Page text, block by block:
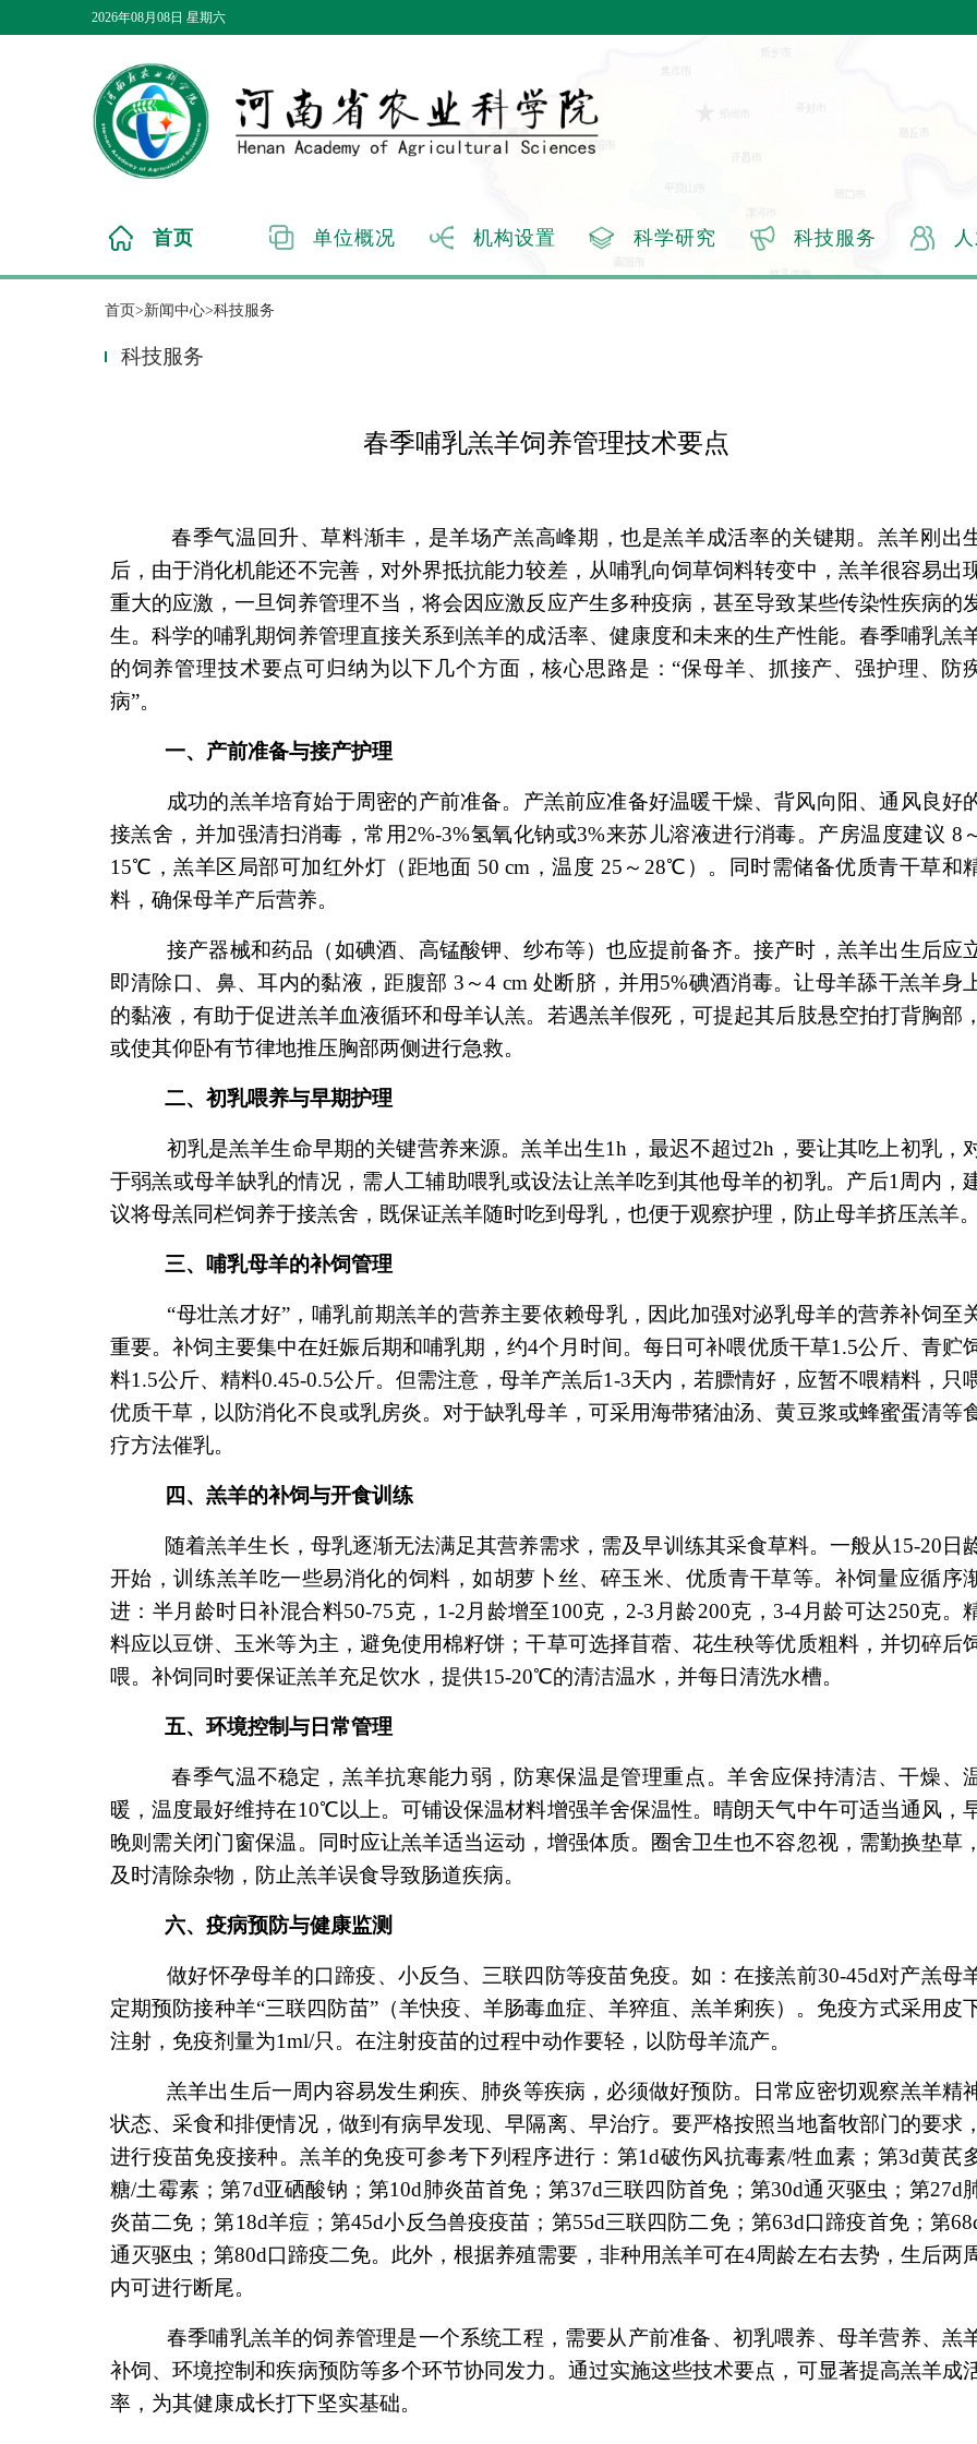
2026年08月08日 星期六
首页 单位概况 机构设置 科学研究 科技服务
首页>新闻中心>科技服务
科技服务
春季哺乳羔羊饲养管理技术要点
春季气温回升、草料渐丰，是羊场产羔高峰期，也是羔羊成活率的关键期。羔羊刚出
后，由于消化机能还不完善，对外界抵抗能力较差，从哺乳向饲草饲料转变中，羔羊很容易出
重大的应激，一旦饲养管理不当，将会因应激反应产生多种疫病，甚至导致某些传染性疾病的
生。科学的哺乳期饲养管理直接关系到羔羊的成活率、健康度和未来的生产性能。春季哺乳羔
的饲养管理技术要点可归纳为以下几个方面，核心思路是：“保母羊、抓接产、强护理、防
病”。
一、产前准备与接产护理
成功的羔羊培育始于周密的产前准备。产羔前应准备好温暖干燥、背风向阳、通风良好
接羔舍，并加强清扫消毒，常用2%-3%氢氧化钠或3%来苏儿溶液进行消毒。产房温度建议 8
15℃，羔羊区局部可加红外灯（距地面 50 cm，温度 25～28℃）。同时需储备优质青干草和
料，确保母羊产后营养。
接产器械和药品（如碘酒、高锰酸钾、纱布等）也应提前备齐。接产时，羔羊出生后应
即清除口、鼻、耳内的黏液，距腹部 3～4 cm 处断脐，并用5%碘酒消毒。让母羊舔干羔羊身
的黏液，有助于促进羔羊血液循环和母羊认羔。若遇羔羊假死，可提起其后肢悬空拍打背胸部，
或使其仰卧有节律地推压胸部两侧进行急救。
二、初乳喂养与早期护理
初乳是羔羊生命早期的关键营养来源。羔羊出生1h，最迟不超过2h，要让其吃上初乳，
于弱羔或母羊缺乳的情况，需人工辅助喂乳或设法让羔羊吃到其他母羊的初乳。产后1周内，
议将母羔同栏饲养于接羔舍，既保证羔羊随时吃到母乳，也便于观察护理，防止母羊挤压羔羊。
三、哺乳母羊的补饲管理
“母壮羔才好”，哺乳前期羔羊的营养主要依赖母乳，因此加强对泌乳母羊的营养补饲至
重要。补饲主要集中在妊娠后期和哺乳期，约4个月时间。每日可补喂优质干草1.5公斤、青贮
料1.5公斤、精料0.45-0.5公斤。但需注意，母羊产羔后1-3天内，若膘情好，应暂不喂精料，只
优质干草，以防消化不良或乳房炎。对于缺乳母羊，可采用海带猪油汤、黄豆浆或蜂蜜蛋清等
疗方法催乳。
四、羔羊的补饲与开食训练
随着羔羊生长，母乳逐渐无法满足其营养需求，需及早训练其采食草料。一般从15-20日
开始，训练羔羊吃一些易消化的饲料，如胡萝卜丝、碎玉米、优质青干草等。补饲量应循序
进：半月龄时日补混合料50-75克，1-2月龄增至100克，2-3月龄200克，3-4月龄可达250克。
料应以豆饼、玉米等为主，避免使用棉籽饼；干草可选择苜蓿、花生秧等优质粗料，并切碎后
喂。补饲同时要保证羔羊充足饮水，提供15-20℃的清洁温水，并每日清洗水槽。
五、环境控制与日常管理
春季气温不稳定，羔羊抗寒能力弱，防寒保温是管理重点。羊舍应保持清洁、干燥、
暖，温度最好维持在10℃以上。可铺设保温材料增强羊舍保温性。晴朗天气中午可适当通风，
晚则需关闭门窗保温。同时应让羔羊适当运动，增强体质。圈舍卫生也不容忽视，需勤换垫草，
及时清除杂物，防止羔羊误食导致肠道疾病。
六、疫病预防与健康监测
做好怀孕母羊的口蹄疫、小反刍、三联四防等疫苗免疫。如：在接羔前30-45d对产羔母
定期预防接种羊“三联四防苗”（羊快疫、羊肠毒血症、羊猝疽、羔羊痢疾）。免疫方式采用皮
注射，免疫剂量为1ml/只。在注射疫苗的过程中动作要轻，以防母羊流产。
羔羊出生后一周内容易发生痢疾、肺炎等疾病，必须做好预防。日常应密切观察羔羊精
状态、采食和排便情况，做到有病早发现、早隔离、早治疗。要严格按照当地畜牧部门的要求，
进行疫苗免疫接种。羔羊的免疫可参考下列程序进行：第1d破伤风抗毒素/牲血素；第3d黄芪
糖/土霉素；第7d亚硒酸钠；第10d肺炎苗首免；第37d三联四防首免；第30d通灭驱虫；第27d
炎苗二免；第18d羊痘；第45d小反刍兽疫疫苗；第55d三联四防二免；第63d口蹄疫首免；第
通灭驱虫；第80d口蹄疫二免。此外，根据养殖需要，非种用羔羊可在4周龄左右去势，生后两
内可进行断尾。
春季哺乳羔羊的饲养管理是一个系统工程，需要从产前准备、初乳喂养、母羊营养、羔
补饲、环境控制和疾病预防等多个环节协同发力。通过实施这些技术要点，可显著提高羔羊成
率，为其健康成长打下坚实基础。